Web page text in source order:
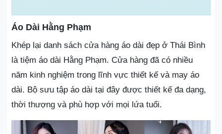
Áo Dài Hằng Phạm
Khép lại danh sách cửa hàng áo dài đẹp ở Thái Bình
là tiệm áo dài Hằng Phạm. Cửa hàng đã có nhiều
năm kinh nghiệm trong lĩnh vực thiết kế và may áo
dài. Bộ sưu tập áo dài tại đây được thiết kế đa dạng,
thời thượng và phù hợp với mọi lứa tuổi.